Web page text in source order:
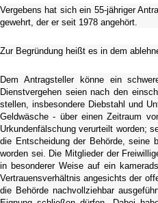
Vergebens hat sich ein 55-jähriger
gewehrt, der er seit 1978 angehört.
Zur Begründung heißt es in dem
Dem Antragsteller könne ein
Dienstvergehen seien nach den
stellen, insbesondere Diebstahl und
Geldwäsche - über einen Zeitraum
Urkundenfälschung verurteilt worden;
die Entscheidung der Behörde, seine
worden sei. Die Mitglieder der
in besonderer Weise auf ein
Vertrauensverhältnis angesichts der
die Behörde nachvollziehbar